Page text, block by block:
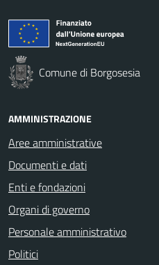
Comune di Borgosesia
AMMINISTRAZIONE
Aree amministrative
Documenti e dati
Enti e fondazioni
Organi di governo
Personale amministrativo
Politici